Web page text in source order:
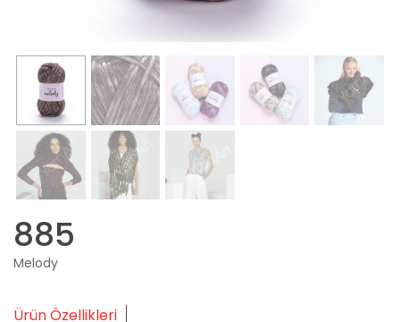
885
Melody
Ürün Özellikleri